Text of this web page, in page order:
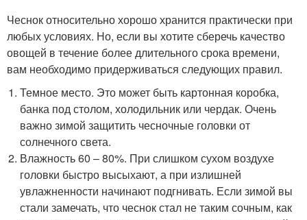
Чеснок относительно хорошо хранится практически при
любых условиях. Но, если вы хотите сберечь качество
овощей в течение более длительного срока времени,
вам необходимо придерживаться следующих правил.
Темное место. Это может быть картонная коробка,
банка под столом, холодильник или чердак. Очень
важно зимой защитить чесночные головки от
солнечного света.
Влажность 60 – 80%. При слишком сухом воздухе
головки быстро высыхают, а при излишней
увлажненности начинают подгнивать. Если зимой вы
стали замечать, что чеснок стал не таким сочным, как